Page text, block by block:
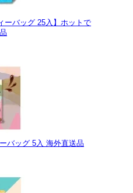
ーバッグ 25入】ホットで
バッグ 5入 海外直送品